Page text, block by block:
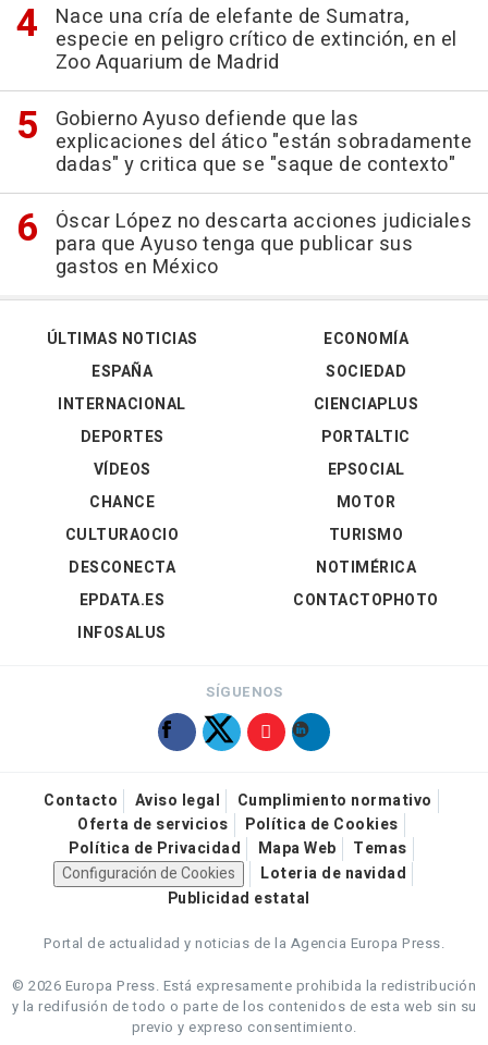
Nace una cría de elefante de Sumatra,
especie en peligro crítico de extinción, en el
Zoo Aquarium de Madrid
Gobierno Ayuso defiende que las
explicaciones del ático "están sobradamente
dadas" y critica que se "saque de contexto"
Óscar López no descarta acciones judiciales
para que Ayuso tenga que publicar sus
gastos en México
ÚLTIMAS NOTICIAS
ESPAÑA
INTERNACIONAL
DEPORTES
VÍDEOS
ECONOMÍA
SOCIEDAD
CIENCIAPLUS
PORTALTIC
EPSOCIAL
CHANCE
CULTURAOCIO
DESCONECTA
EPDATA.ES
INFOSALUS
MOTOR
TURISMO
NOTIMÉRICA
CONTACTOPHOTO
SÍGUENOS
Contacto Aviso legal
Cumplimiento normativo
Oferta de servicios
Política de Cookies
Política de Privacidad
Mapa Web
Temas
Configuración de Cookies
Loteria de navidad
Publicidad estatal
Portal de actualidad y noticias de la Agencia Europa Press.
© 2026 Europa Press. Está expresamente prohibida la redistribución
y la redifusión de todo o parte de los contenidos de esta web sin su
previo y expreso consentimiento.